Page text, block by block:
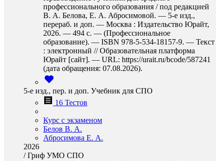
профессионального образования / под редакцией
В. А. Белова, Е. А. Абросимовой. — 5-е изд.,
перераб. и доп. — Москва : Издательство Юрайт,
2026. — 494 с. — (Профессиональное
образование). — ISBN 978-5-534-18157-9. — Текст
: электронный // Образовательная платформа
Юрайт [сайт]. — URL: https://urait.ru/bcode/587241
(дата обращения: 07.08.2026).
5-е изд., пер. и доп. Учебник для СПО
16 Тестов
Курс с экзаменом
Белов В. А.
Абросимова Е. А.
2026
/Гриф УМО СПО